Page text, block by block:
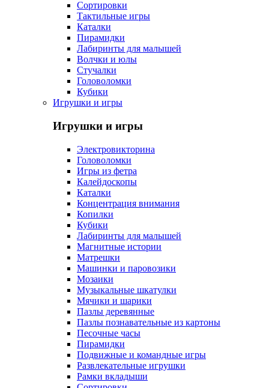
Сортировки
Тактильные игры
Каталки
Пирамидки
Лабиринты для малышей
Волчки и юлы
Стучалки
Головоломки
Кубики
Игрушки и игры
Игрушки и игры
Электровикторина
Головоломки
Игры из фетра
Калейдоскопы
Каталки
Концентрация внимания
Копилки
Кубики
Лабиринты для малышей
Магнитные истории
Матрешки
Машинки и паровозики
Мозаики
Музыкальные шкатулки
Мячики и шарики
Пазлы деревянные
Пазлы познавательные из картоны
Песочные часы
Пирамидки
Подвижные и командные игры
Развлекательные игрушки
Рамки вкладыши